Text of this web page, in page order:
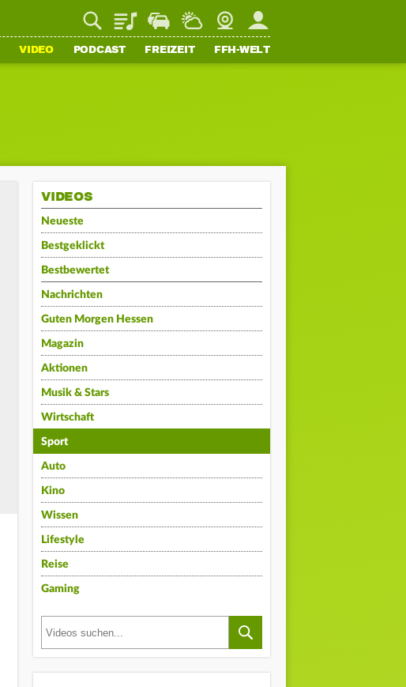
PlaylistStaupilotWetterWebcamMein FFH
VIDEO PODCAST FREIZEIT FFH-WELT
VIDEOS
Neueste
Bestgeklickt
Bestbewertet
Nachrichten
Guten Morgen Hessen
Magazin
Aktionen
Musik & Stars
Wirtschaft
Sport
Auto
Kino
Wissen
Lifestyle
Reise
Gaming